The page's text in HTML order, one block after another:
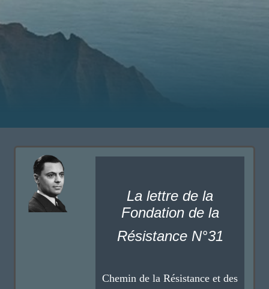
La lettre de la
Fondation de la
Résistance N°31
Chemin de la Résistance et des